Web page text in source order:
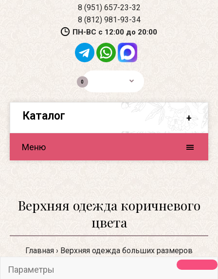
8 (951) 657-23-32
8 (812) 981-93-34
ПН-ВС с 12:00 до 20:00
0
Каталог
Меню
Верхняя одежда коричневого
цвета
Главная Верхняя одежда больших размеров
Параметры